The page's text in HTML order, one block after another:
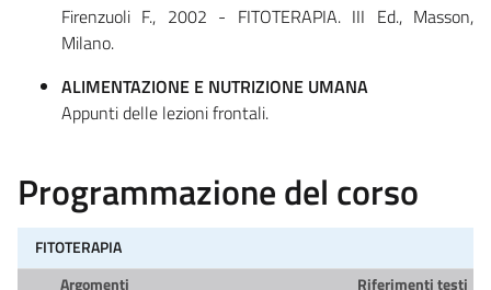
Firenzuoli F., 2002 - FITOTERAPIA. III Ed., Masson,
Milano.
ALIMENTAZIONE E NUTRIZIONE UMANA
Appunti delle lezioni frontali.
Programmazione del corso
FITOTERAPIA
Argomenti
Riferimenti testi